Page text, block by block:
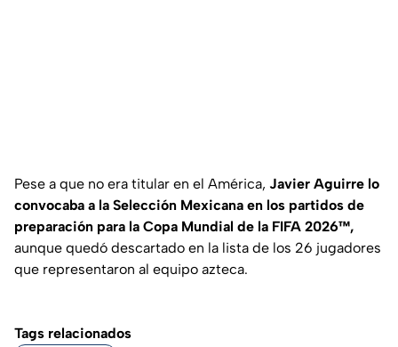
Pese a que no era titular en el América, Javier Aguirre lo
convocaba a la Selección Mexicana en los partidos de
preparación para la Copa Mundial de la FIFA 2026™,
aunque quedó descartado en la lista de los 26 jugadores
que representaron al equipo azteca.
Tags relacionados